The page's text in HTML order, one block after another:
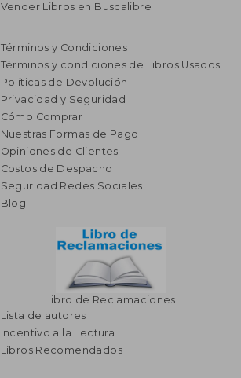
Vender Libros en Buscalibre
Términos y Condiciones
Términos y condiciones de Libros Usados
Políticas de Devolución
Privacidad y Seguridad
Cómo Comprar
Nuestras Formas de Pago
Opiniones de Clientes
Costos de Despacho
Seguridad Redes Sociales
Blog
Libro de Reclamaciones
Lista de autores
Incentivo a la Lectura
Libros Recomendados